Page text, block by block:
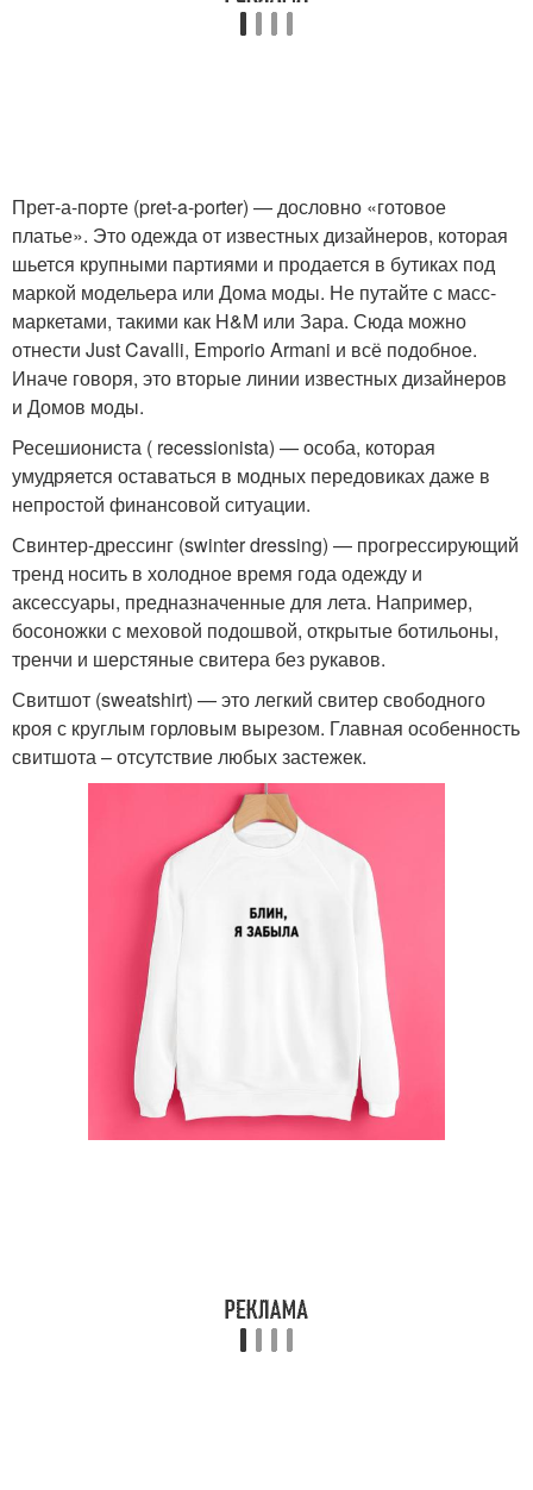
Прет-а-порте (pret-a-porter) — дословно «готовое
платье». Это одежда от известных дизайнеров, которая
шьется крупными партиями и продается в бутиках под
маркой модельера или Дома моды. Не путайте с масс-
маркетами, такими как H&M или Зара. Сюда можно
отнести Just Cavalli, Emporio Armani и всё подобное.
Иначе говоря, это вторые линии известных дизайнеров
и Домов моды.
Ресешиониста ( recessionista) — особа, которая
умудряется оставаться в модных передовиках даже в
непростой финансовой ситуации.
Свинтер-дрессинг (swinter dressing) — прогрессирующий
тренд носить в холодное время года одежду и
аксессуары, предназначенные для лета. Например,
босоножки с меховой подошвой, открытые ботильоны,
тренчи и шерстяные свитера без рукавов.
Свитшот (sweatshirt) — это легкий свитер свободного
кроя с круглым горловым вырезом. Главная особенность
свитшота – отсутствие любых застежек.